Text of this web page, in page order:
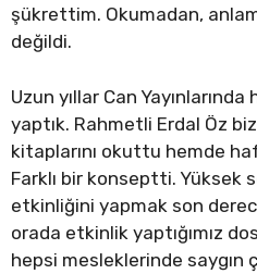
şükrettim. Okumadan,
değildi.
Uzun yıllar Can
yaptık. Rahmetli Erdal Öz
kitaplarını okuttu hemde
Farklı bir konseptti. Yüksek
etkinliğini yapmak son
orada etkinlik yaptığımız
hepsi mesleklerinde saygın